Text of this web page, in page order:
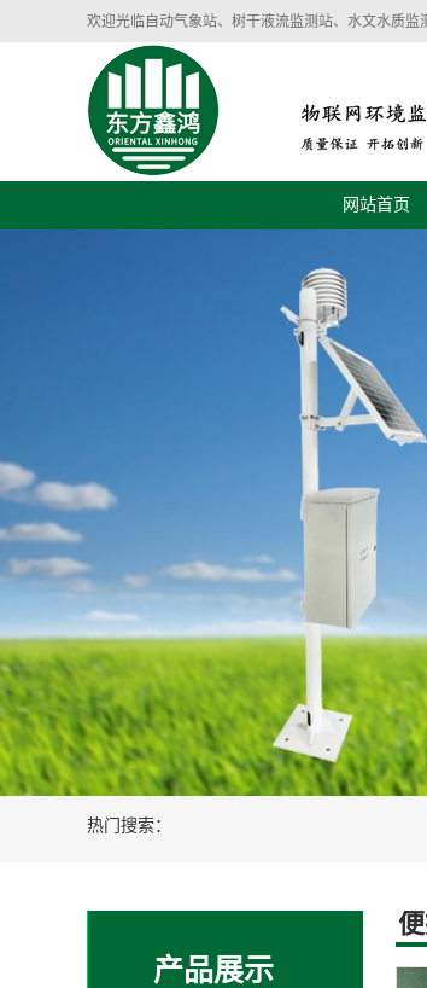
欢迎光临自动气象站、树干液流监测站、水文水质
网站首页
新能源光伏风电设备
热门搜索：
产品展示